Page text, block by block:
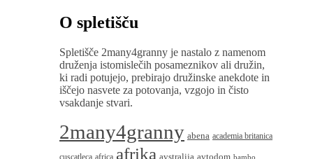
O spletišču
Spletišče 2many4granny je nastalo z namenom
druženja istomislečih posameznikov ali družin,
ki radi potujejo, prebirajo družinske anekdote in
iščejo nasvete za potovanja, vzgojo in čisto
vsakdanje stvari.
2many4granny abena academia britanica
afrika